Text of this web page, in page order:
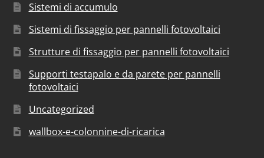
Sistemi di accumulo
Sistemi di fissaggio per pannelli fotovoltaici
Strutture di fissaggio per pannelli fotovoltaici
Supporti testapalo e da parete per pannelli
fotovoltaici
Uncategorized
wallbox-e-colonnine-di-ricarica